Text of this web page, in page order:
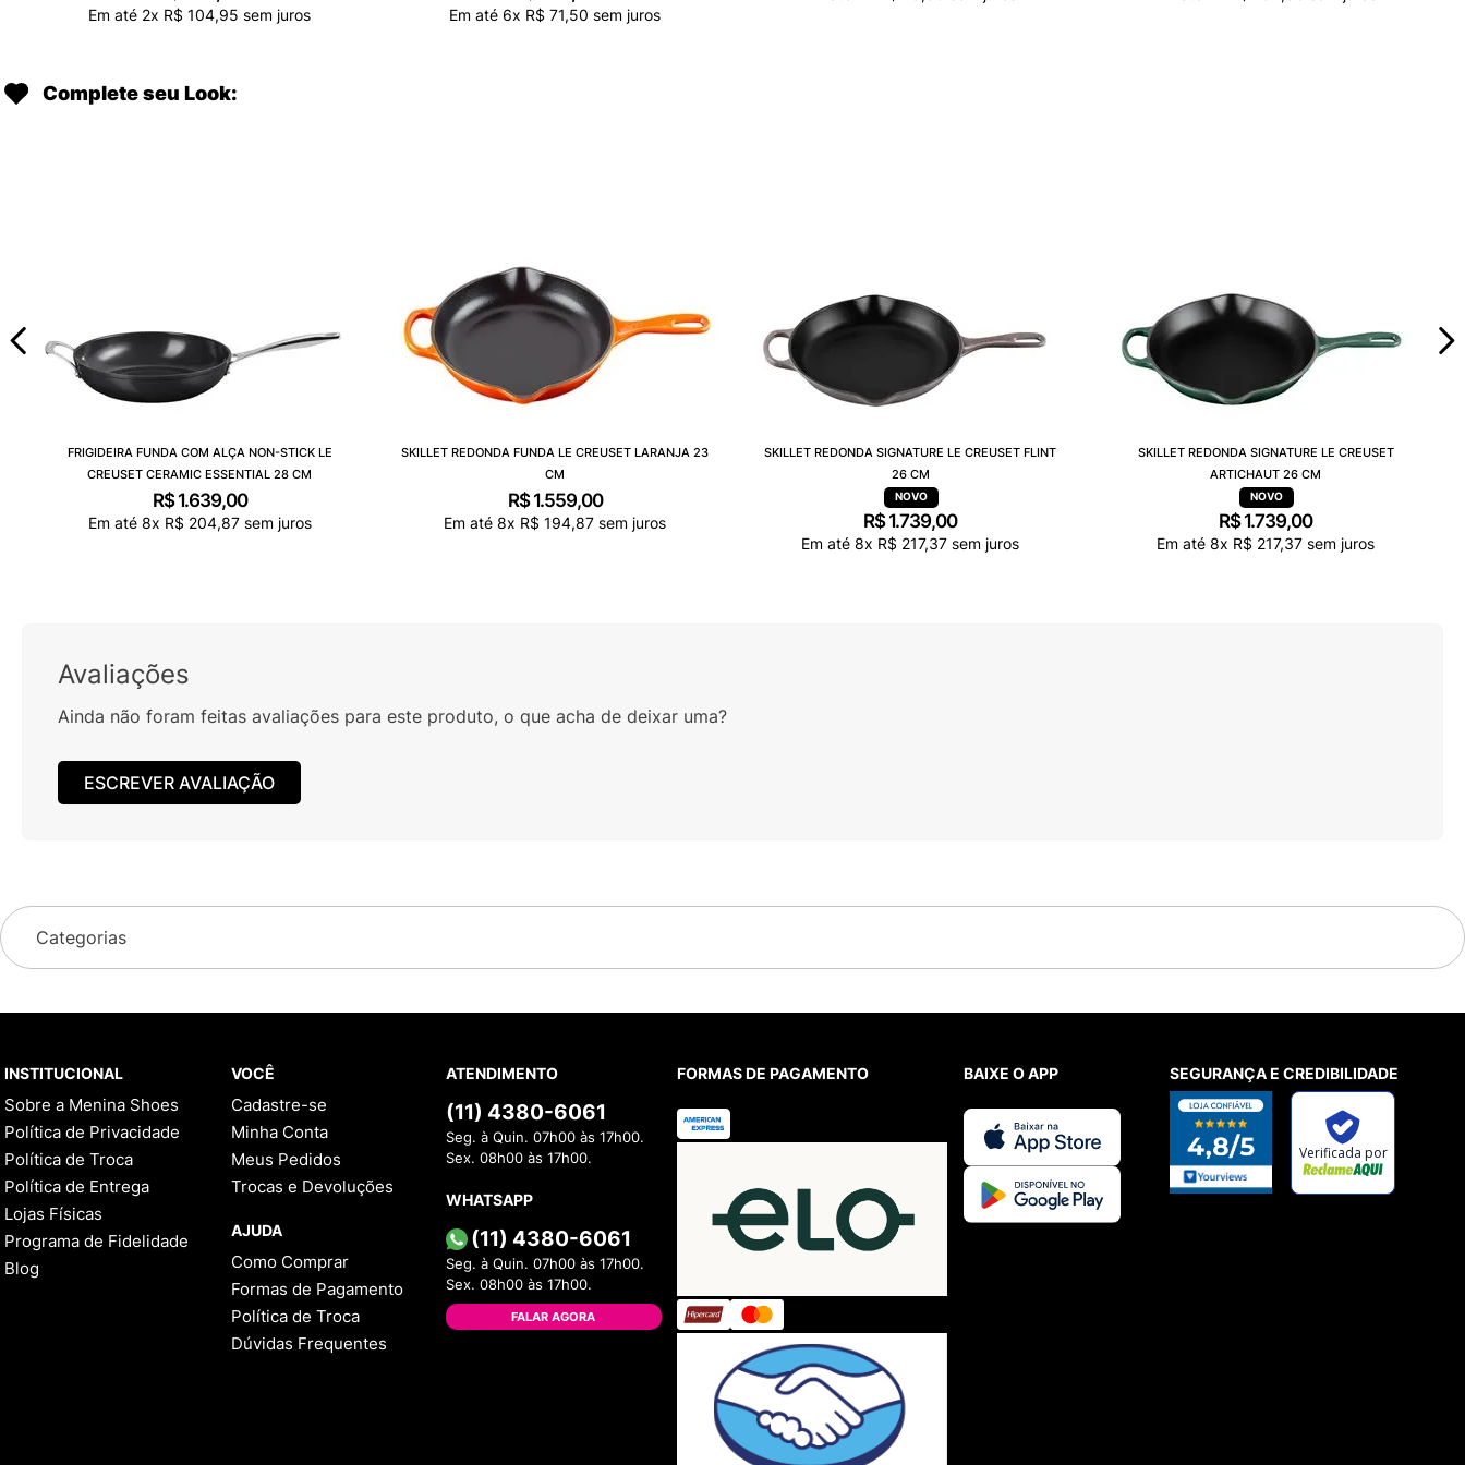
Em até 2x R$ 104,95 sem juros Em até 6x R$ 71,50 sem juros
Complete seu Look:
FRIGIDEIRA FUNDA COM ALÇA NON-STICK LE
CREUSET CERAMIC ESSENTIAL 28 CM
R$ 1.639,00
Em até 8x R$ 204,87sem juros
SKILLET REDONDA FUNDA LE CREUSET LARANJA 23
CM
R$ 1.559,00
Em até 8x R$ 194,87 sem juros
SKILLET REDONDA SIGNATURE LE CREUSET FLINT
26 CM
R$ 1.739,00
Em até 8x R$ 217,37 sem juros
SKILLET REDONDA SIGNATURE LE CREUSET
ARTICHAUT 26 CM
R$ 1.739,00
Em até 8x R$ 217,37 sem juros
Avaliações
Ainda não foram feitas avaliações para este produto, o que acha de deixar uma?
ESCREVER AVALIAÇÃO
Categorias
INSTITUCIONAL
Sobre a Menina Shoes
Política de Privacidade
Política de Troca
Política de Entrega
Lojas Físicas
Programa de Fidelidade
Blog
VOCÊ
Cadastre-se
Minha Conta
Meus Pedidos
Trocas e Devoluções
AJUDA
Como Comprar
Formas de Pagamento
Política de Troca
Dúvidas Frequentes
ATENDIMENTO
(11) 4380-6061
Seg. à Quin. 07h00 às 17h00.
Sex. 08h00 às 17h00.
WHATSAPP
(11) 4380-6061
Seg. à Quin. 07h00 às 17h00.
Sex. 08h00 às 17h00.
FALAR AGORA
FORMAS DE PAGAMENTO BAIXE O APP SEGURANÇA E CREDIBILIDADE